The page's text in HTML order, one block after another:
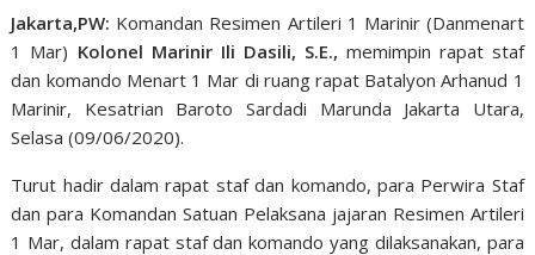
Jakarta,PW: Komandan Resimen Artileri 1 Marinir (Danmenart
1 Mar) Kolonel Marinir Ili Dasili, S.E., memimpin rapat staf
dan komando Menart 1 Mar di ruang rapat Batalyon Arhanud 1
Marinir, Kesatrian Baroto Sardadi Marunda Jakarta Utara,
Selasa (09/06/2020).
Turut hadir dalam rapat staf dan komando, para Perwira Staf
dan para Komandan Satuan Pelaksana jajaran Resimen Artileri
1 Mar, dalam rapat staf dan komando yang dilaksanakan, para